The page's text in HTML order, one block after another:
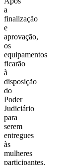
a
finalização
e
aprovação,
os
equipamentos
ficarão
à
disposição
do
Poder
Judiciário
para
serem
entregues
às
mulheres
participantes,